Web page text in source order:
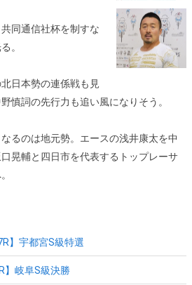
同通信社杯を制すな
。
日本勢の連係戦も見
慎詞の先行力も追い風になりそう。
るのは地元勢。エースの浅井康太を中
晃輔と四日市を代表するトップレーサ
】 宇都宮S級特選
岐阜S級決勝